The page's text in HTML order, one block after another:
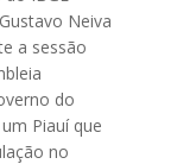
Neiva
a sessão
do
Piauí que
no